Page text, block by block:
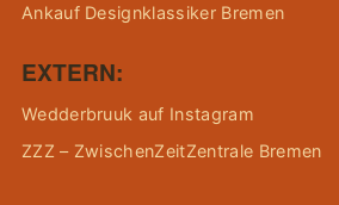
Ankauf Designklassiker Bremen
EXTERN:
Wedderbruuk auf Instagram
ZZZ – ZwischenZeitZentrale Bremen